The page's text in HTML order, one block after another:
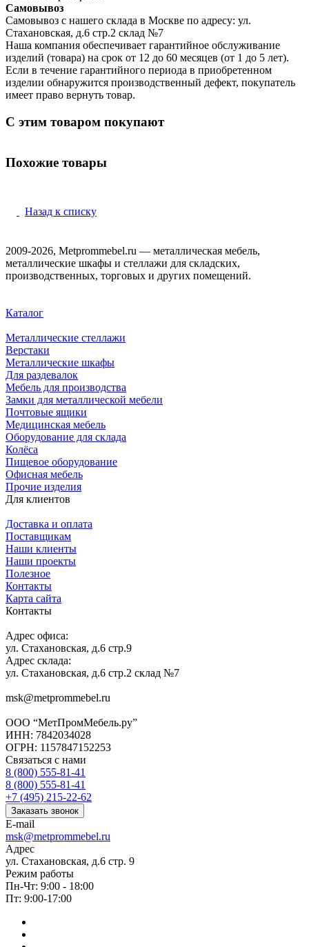
Самовывоз
Самовывоз с нашего склада в Москве по адресу: ул.
Стахановская, д.6 стр.2 склад №7
Наша компания обеспечивает гарантийное обслуживание
изделий (товара) на срок от 12 до 60 месяцев (от 1 до 5 лет).
Если в течение гарантийного периода в приобретенном
изделии обнаружится производственный дефект, покупатель
имеет право вернуть товар.
С этим товаром покупают
Похожие товары
Назад к списку
2009-2026, Metprommebel.ru — металлическая мебель,
металлические шкафы и стеллажи для складских,
производственных, торговых и других помещений.
Каталог
Металлические стеллажи
Верстаки
Металлические шкафы
Для раздевалок
Мебель для производства
Замки для металлической мебели
Почтовые ящики
Медицинская мебель
Оборудование для склада
Колёса
Пищевое оборудование
Офисная мебель
Прочие изделия
Для клиентов
Доставка и оплата
Поставщикам
Наши клиенты
Наши проекты
Полезное
Контакты
Карта сайта
Контакты
Адрес офиса:
ул. Стахановская, д.6 стр.9
Адрес склада:
ул. Стахановская, д.6 стр.2 склад №7
msk@metprommebel.ru
ООО “МетПромМебель.ру”
ИНН: 7842034028
ОГРН: 1157847152253
Связаться с нами
8 (800) 555-81-41
8 (800) 555-81-41
+7 (495) 215-22-62
Заказать звонок
E-mail
msk@metprommebel.ru
Адрес
ул. Стахановская, д.6 стр. 9
Режим работы
Пн-Чт: 9:00 - 18:00
Пт: 9:00-17:00